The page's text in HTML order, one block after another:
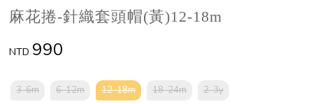
麻花捲-針織套頭帽(黃)12-18m
NTD 990
3-6m 6-12m 12-18m 18-24m 2-3y